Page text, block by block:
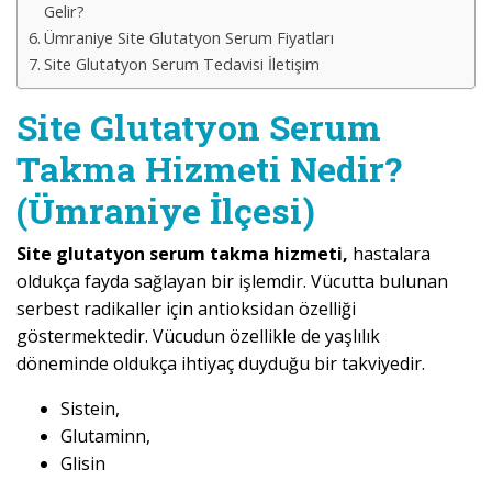
Gelir?
Ümraniye Site Glutatyon Serum Fiyatları
Site Glutatyon Serum Tedavisi İletişim
Site Glutatyon Serum
Takma Hizmeti Nedir?
(Ümraniye İlçesi)
Site glutatyon serum takma hizmeti, hastalara
oldukça fayda sağlayan bir işlemdir. Vücutta bulunan
serbest radikaller için antioksidan özelliği
göstermektedir. Vücudun özellikle de yaşlılık
döneminde oldukça ihtiyaç duyduğu bir takviyedir.
Sistein,
Glutaminn,
Glisin